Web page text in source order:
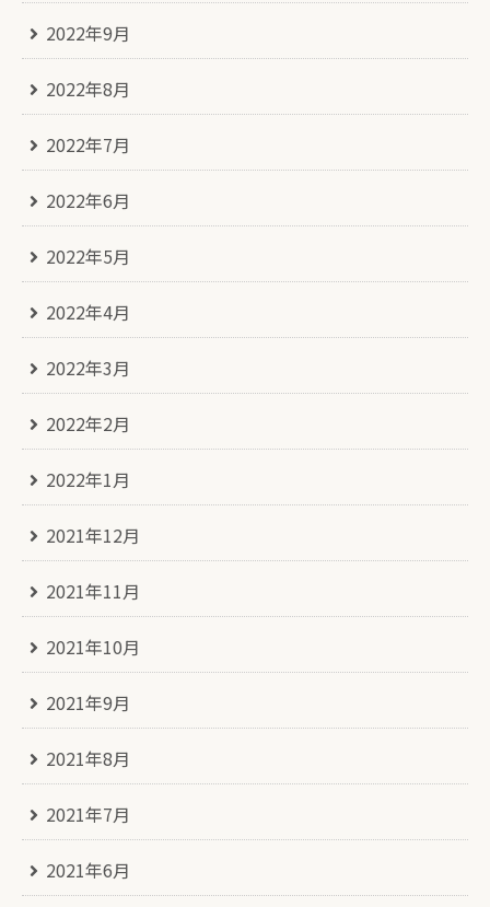
2022年9月
2022年8月
2022年7月
2022年6月
2022年5月
2022年4月
2022年3月
2022年2月
2022年1月
2021年12月
2021年11月
2021年10月
2021年9月
2021年8月
2021年7月
2021年6月